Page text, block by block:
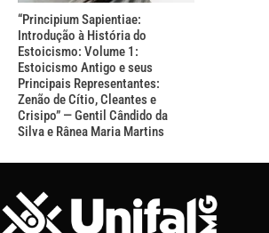
“Principium Sapientiae:
Introdução à História do
Estoicismo: Volume 1:
Estoicismo Antigo e seus
Principais Representantes:
Zenão de Cítio, Cleantes e
Crisipo” — Gentil Cândido da
Silva e Rânea Maria Martins